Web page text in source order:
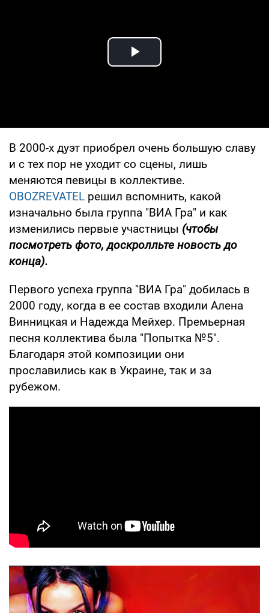
Play Video
В 2000-х дуэт приобрел очень большую славу
и с тех пор не уходит со сцены, лишь
меняются певицы в коллективе.
OBOZREVATEL решил вспомнить, какой
изначально была группа "ВИА Гра" и как
изменились первые участницы (чтобы
посмотреть фото, доскролльте новость до
конца).
Первого успеха группа "ВИА Гра" добилась в
2000 году, когда в ее состав входили Алена
Винницкая и Надежда Мейхер. Премьерная
песня коллектива была "Попытка №5".
Благодаря этой композиции они
прославились как в Украине, так и за
рубежом.